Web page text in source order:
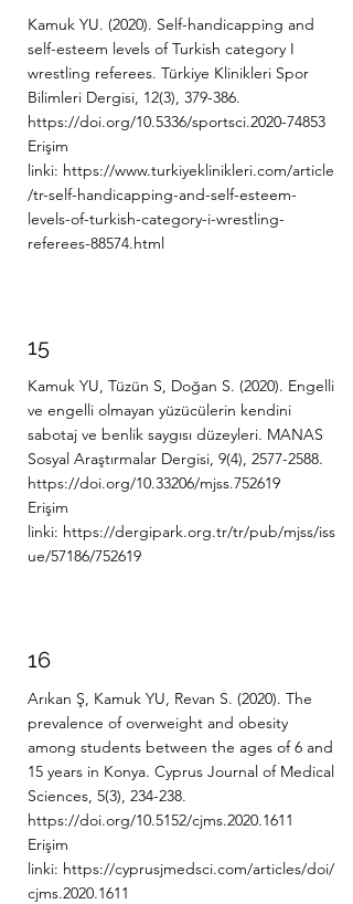
Kamuk YU. (2020). Self-handicapping and
self-esteem levels of Turkish category I
wrestling referees. Türkiye Klinikleri Spor
Bilimleri Dergisi, 12(3), 379-386.
https://doi.org/10.5336/sportsci.2020-74853
Erişim
linki: https://www.turkiyeklinikleri.com/article
/tr-self-handicapping-and-self-esteem-
levels-of-turkish-category-i-wrestling-
referees-88574.html
15
Kamuk YU, Tüzün S, Doğan S. (2020). Engelli
ve engelli olmayan yüzücülerin kendini
sabotaj ve benlik saygısı düzeyleri. MANAS
Sosyal Araştırmalar Dergisi, 9(4), 2577-2588.
https://doi.org/10.33206/mjss.752619
Erişim
linki: https://dergipark.org.tr/tr/pub/mjss/iss
ue/57186/752619
16
Arıkan Ş, Kamuk YU, Revan S. (2020). The
prevalence of overweight and obesity
among students between the ages of 6 and
15 years in Konya. Cyprus Journal of Medical
Sciences, 5(3), 234-238.
https://doi.org/10.5152/cjms.2020.1611
Erişim
linki: https://cyprusjmedsci.com/articles/doi/
cjms.2020.1611